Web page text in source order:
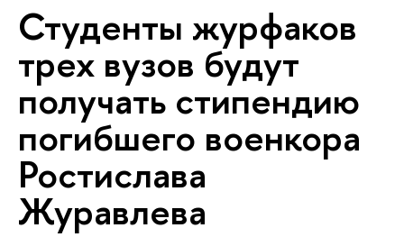
Студенты журфаков
трех вузов будут
получать стипендию
погибшего военкора
Ростислава
Журавлева